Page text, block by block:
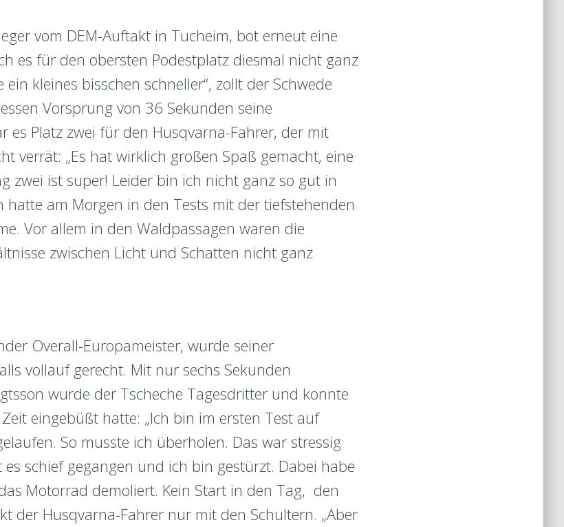
vom DEM-Auftakt in Tucheim, bot erneut eine
es für den obersten Podestplatz diesmal nicht ganz
ein kleines bisschen schneller“, zollt der Schwede
Vorsprung von 36 Sekunden seine
es Platz zwei für den Husqvarna-Fahrer, der mit
verrät: „Es hat wirklich großen Spaß gemacht, eine
zwei ist super! Leider bin ich nicht ganz so gut in
hatte am Morgen in den Tests mit der tiefstehenden
Vor allem in den Waldpassagen waren die
zwischen Licht und Schatten nicht ganz
Overall-Europameister, wurde seiner
vollauf gerecht. Mit nur sechs Sekunden
wurde der Tscheche Tagesdritter und konnte
eingebüßt hatte: „Ich bin im ersten Test auf
So musste ich überholen. Das war stressig
schief gegangen und ich bin gestürzt. Dabei habe
Motorrad demoliert. Kein Start in den Tag, den
der Husqvarna-Fahrer nur mit den Schultern. „Aber